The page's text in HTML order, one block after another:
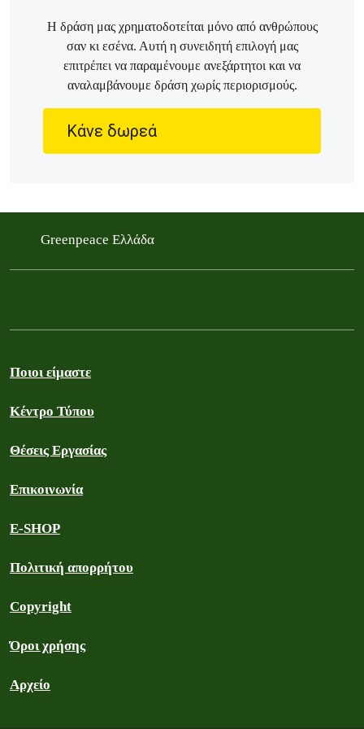
Η δράση μας χρηματοδοτείται μόνο από ανθρώπους
σαν κι εσένα. Αυτή η συνειδητή επιλογή μας
επιτρέπει να παραμένουμε ανεξάρτητοι και να
αναλαμβάνουμε δράση χωρίς περιορισμούς.
Κάνε δωρεά
Greenpeace Ελλάδα
Ποιοι είμαστε
Κέντρο Τύπου
Θέσεις Εργασίας
Επικοινωνία
E-SHOP
Πολιτική απορρήτου
Copyright
Όροι χρήσης
Αρχείο